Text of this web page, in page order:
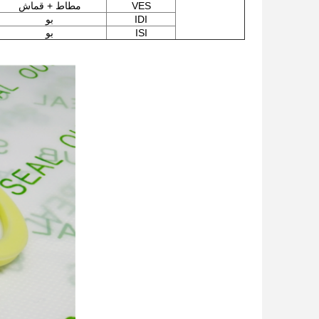
VES
مطاط + قماش
IDI
بو
ISI
بو